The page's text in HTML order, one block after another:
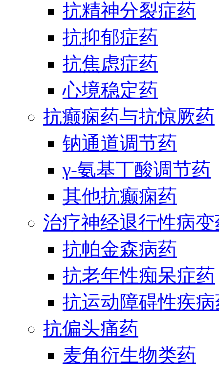
抗精神分裂症药
抗抑郁症药
抗焦虑症药
心境稳定药
抗癫痫药与抗惊厥药
钠通道调节药
γ-氨基丁酸调节药
其他抗癫痫药
治疗神经退行性病
抗帕金森病药
抗老年性痴呆症药
抗运动障碍性疾
抗偏头痛药
麦角衍生物类药